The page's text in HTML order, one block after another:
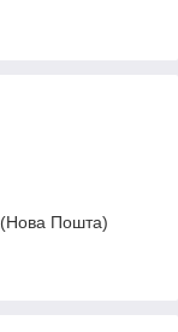
(Нова Пошта)